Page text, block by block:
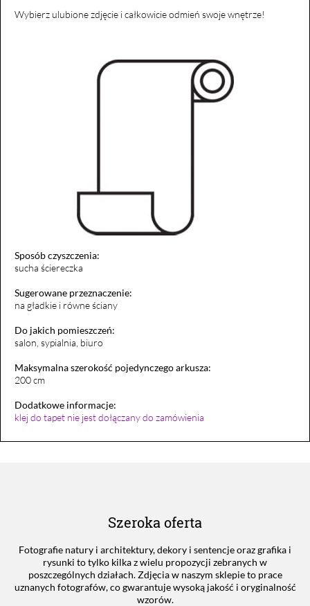
Wybierz ulubione zdjęcie i całkowicie odmień swoje wnętrze!
Sposób czyszczenia:
sucha ściereczka
Sugerowane przeznaczenie:
na gładkie i równe ściany
Do jakich pomieszczeń:
salon, sypialnia, biuro
Maksymalna szerokość pojedynczego arkusza:
200 cm
Dodatkowe informacje:
klej do tapet nie jest dołączany do zamówienia
Szeroka oferta
Fotografie natury i architektury, dekory i sentencje oraz grafika i
rysunki to tylko kilka z wielu propozycji zebranych w
poszczególnych działach. Zdjęcia w naszym sklepie to prace
uznanych fotografów, co gwarantuje wysoką jakość i oryginalność
wzorów.